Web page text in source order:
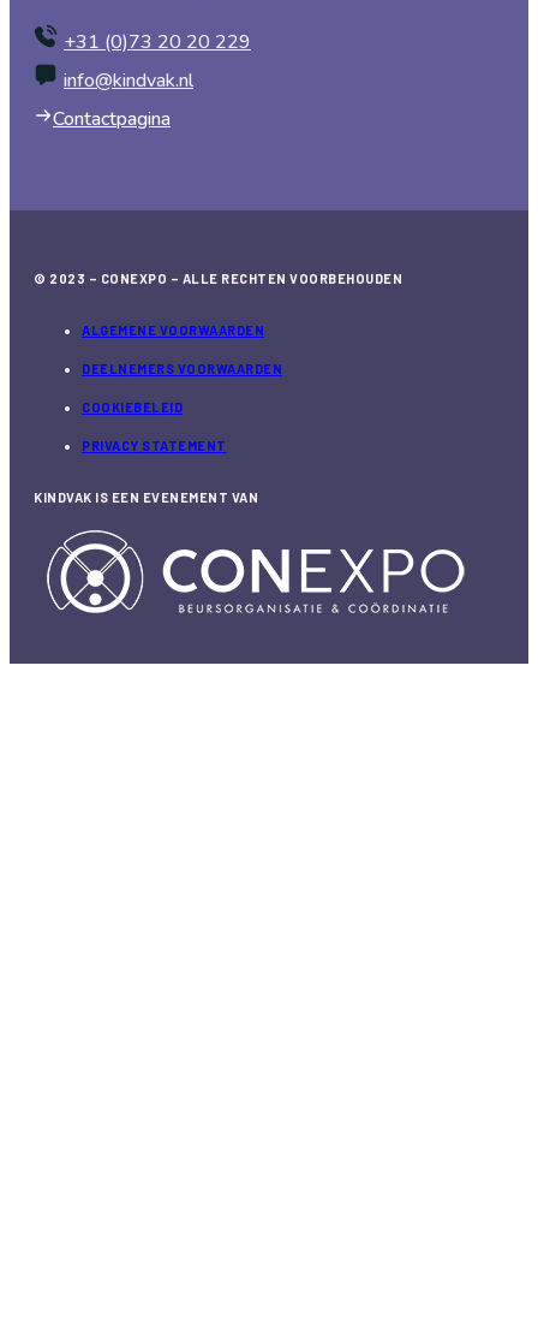
+31 (0)73 20 20 229
info@kindvak.nl
Contactpagina
© 2023 – CONEXPO – ALLE RECHTEN VOORBEHOUDEN
ALGEMENE VOORWAARDEN
DEELNEMERS VOORWAARDEN
COOKIEBELEID
PRIVACY STATEMENT
KINDVAK IS EEN EVENEMENT VAN